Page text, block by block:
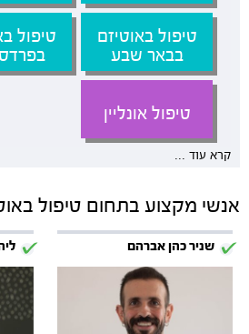
טיפול באוטיזם
בבאר שבע
טיפול
טיפול אונליין
קרא עוד ...
אנשי מקצוע בתחום טיפול
שניר כהן אברהם